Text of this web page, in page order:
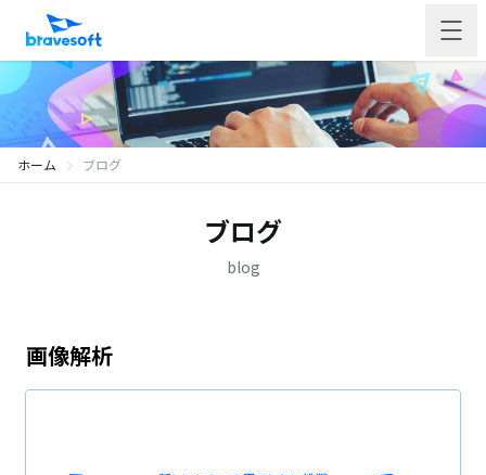
ホーム ブログ
ブログ
blog
画像解析